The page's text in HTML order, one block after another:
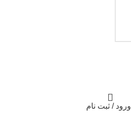
ورود / ثبت نام